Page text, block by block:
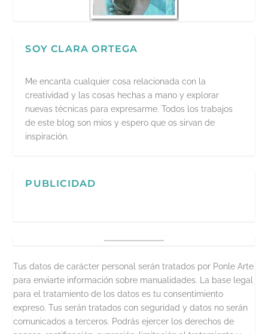
SOY CLARA ORTEGA
Me encanta cualquier cosa relacionada con la
creatividad y las cosas hechas a mano y explorar
nuevas técnicas para expresarme. Todos los trabajos
de este blog son míos y espero que os sirvan de
inspiración.
PUBLICIDAD
Tus datos de carácter personal serán tratados por Ponle Arte
para enviarte información sobre manualidades. La base legal
para el tratamiento de los datos es tu consentimiento
expreso. Tus serán tratados con seguridad y datos no serán
comunicados a terceros. Podrás ejercer los derechos de